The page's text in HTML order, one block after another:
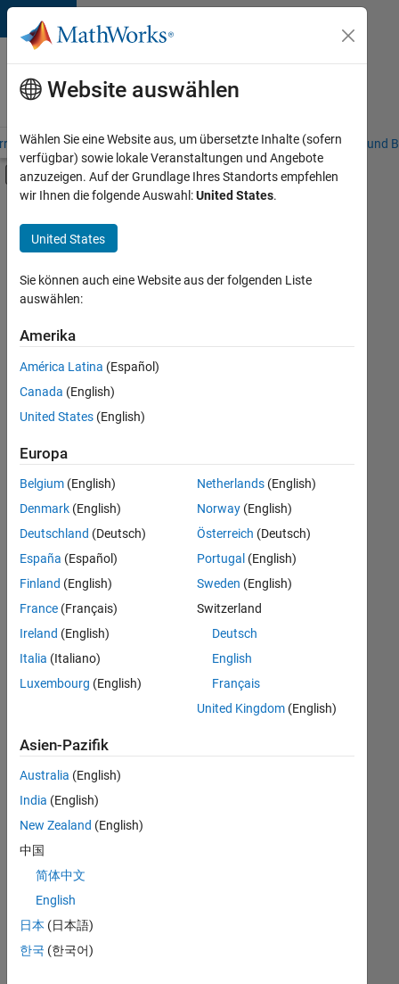
Weiter zum Inhalt
Karriere
bei
MathWorks
– Übersicht Stellensuche Niederlassungen Studierende und
Umschaltung für Off-Canvas-
Hauptinhalt
Praktika
Commercial Sales
Customer Support
Education Sales
Inside Sales
Sales Operations
Marketing Communications
Marketing Services
+8
Derzeit
es
keine
offenen
Stellen,
Ihren
Suchkriterien
entsprechen.
können
die
Suchkriterien
weiter
fassen
oder
alle
Stellenangebote
anzeigen .
noch
keine
offenen
Stellen
können,
die
Ihren
entsprechen,
werden
Website auswählen
Wählen Sie eine Website aus, um übersetzte Inhalte (sofern
verfügbar) sowie lokale Veranstaltungen und Angebote
anzuzeigen. Auf der Grundlage Ihres Standorts empfehlen
wir Ihnen die folgende Auswahl:United States.
United States
Sie können auch eine Website aus der folgenden Liste
auswählen:
Amerika
América Latina (Español)
Canada (English)
United States (English)
Europa
Belgium (English)
Denmark (English)
Deutschland (Deutsch)
España (Español)
Finland (English)
France (Français)
Ireland (English)
Italia (Italiano)
Luxembourg (English)
Netherlands(English)
Norway(English)
Österreich (Deutsch)
Portugal (English)
Sweden (English)
Switzerland
Deutsch
English
Français
United Kingdom(English)
Asien-Pazifik
Australia (English)
India (English)
New Zealand (English)
中国
简体中文
English
日本 (日本語)
한국 (한국어)